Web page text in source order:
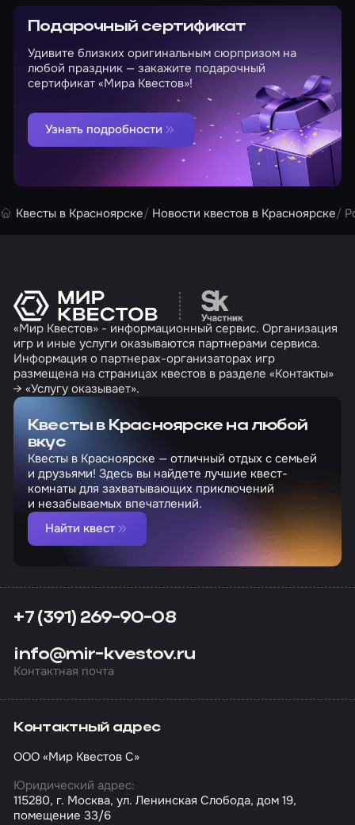
Подарочный сертификат
Удивите близких оригинальным сюрпризом на
любой праздник — закажите подарочный
сертификат «Мира Квестов»!
Узнать подробности
Квесты в Красноярске Новости квестов в Красноярске
Перейти на сайт
«Мир Квестов» - информационный сервис. Организация
игр и иные услуги оказываются партнерами сервиса.
Информация о партнерах-организаторах игр
размещена на страницах квестов в разделе «Контакты»
→ «Услугу оказывает».
Квесты в Красноярске на любой
вкус
Квесты в Красноярске — отличный отдых с семьей
и друзьями! Здесь вы найдете лучшие квест-
комнаты для захватывающих приключений
и незабываемых впечатлений.
Найти квест
+7 (391) 269-90-08
info@mir-kvestov.ru
Контактная почта
Контактный адрес
ООО «Мир Квестов С»
Юридический адрес:
115280, г. Москва, ул. Ленинская Слобода, дом 19,
помещение 33/6